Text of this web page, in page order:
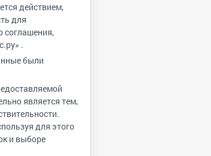
действием,
для
соглашения,
.
были
является тем,
для этого
и выборе